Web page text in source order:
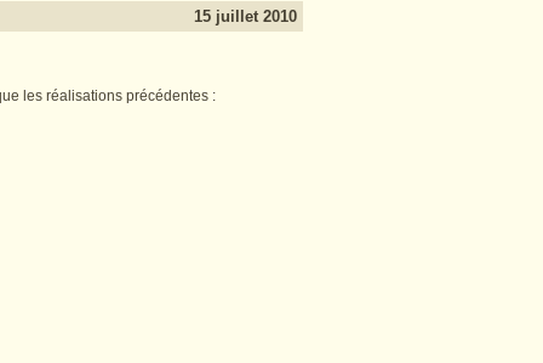
15 juillet 2010
les réalisations précédentes :